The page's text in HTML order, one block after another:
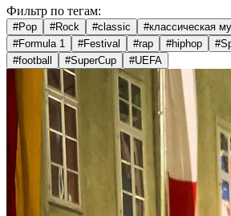
Фильтр по тегам:
#Pop #Rock #classic #классическая
#Formula 1 #Festival #rap #hiphop #
#football #SuperCup #UEFA